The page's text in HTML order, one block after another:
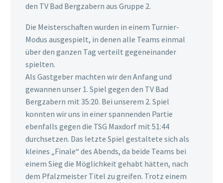
den TV Bad Bergzabern aus Gruppe 2.
Die Meisterschaften wurden in einem Turnier-
Modus ausgespielt, in denen alle Teams einmal
über den ganzen Tag verteilt gegeneinander
spielten.
Als Gastgeber machten wir den Anfang und
gewannen unser 1. Spiel gegen den TV Bad
Bergzabern mit 35:20. Bei unserem 2. Spiel
konnten wir uns in einer spannenden Partie
ebenfalls gegen die TSG Maxdorf mit 51:44
durchsetzen. Das letzte Spiel gestaltete sich als
kleines „Finale“ des Abends, da beide Teams bei
einem Sieg die Möglichkeit gehabt hätten, nach
dem Pfalzmeister Titel zu greifen. Trotz einem